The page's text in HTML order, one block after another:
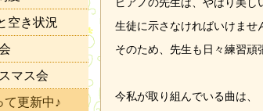
生徒に示さなければいけませ
そのため、先生も日々練習頑
今私が取り組んでいる曲は、
空き状況
マス会
て更新中♪